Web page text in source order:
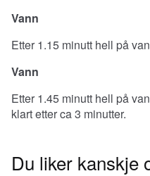
Vann
Etter 1.15 minutt hell på
Vann
Etter 1.45 minutt hell på
klart etter ca 3 minutter.
Du liker kanskje